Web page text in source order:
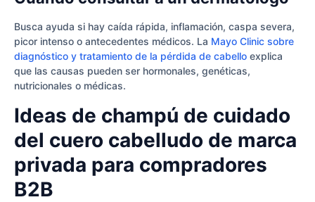
Busca ayuda si hay caída rápida, inflamación, caspa severa,
picor intenso o antecedentes médicos. La Mayo Clinic sobre
diagnóstico y tratamiento de la pérdida de cabello explica
que las causas pueden ser hormonales, genéticas,
nutricionales o médicas.
Ideas de champú de cuidado
del cuero cabelludo de marca
privada para compradores
B2B